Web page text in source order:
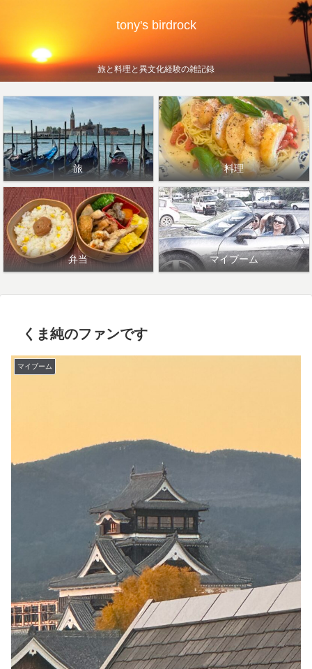
tony's birdrock
旅と料理と異文化経験の雑記録
旅 料理
弁当 マイブーム
くま純のファンです
マイブーム